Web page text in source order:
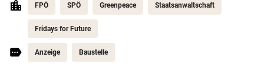
FPÖ SPÖ Greenpeace Staatsanwaltschaft
Fridays for Future
Anzeige Baustelle